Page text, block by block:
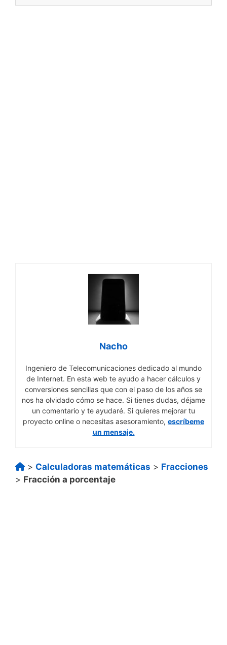
Nacho
Ingeniero de Telecomunicaciones dedicado al mundo
de Internet. En esta web te ayudo a hacer cálculos y
conversiones sencillas que con el paso de los años se
nos ha olvidado cómo se hace. Si tienes dudas, déjame
un comentario y te ayudaré. Si quieres mejorar tu
proyecto online o necesitas asesoramiento, escríbeme
un mensaje.
> Calculadoras matemáticas > Fracciones
> Fracción a porcentaje